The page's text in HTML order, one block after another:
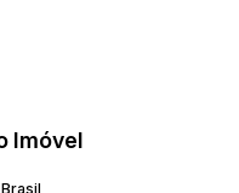
Imóvel
Brasil